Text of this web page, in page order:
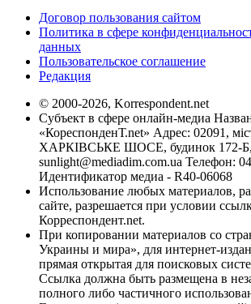
Договор пользования сайтом
Политика в сфере
данных
Пользовательское соглашение
Редакция
© 2000-2026, Korrespondent.net
Субъект в сфере онлайн-медиа
«КореспонденТ.net» Адрес: 02091,
ХАРКІВСЬКЕ ШОСЕ, будинок 172-Б,
sunlight@mediadim.com.ua Телефон:
Идентификатор медиа - R40-06068
Использование любых материалов,
сайте, разрешается при условии
Корреспондент.net.
При копировании материалов со
Украины и мира», для интернет-
прямая открытая для поисковых
Ссылка должна быть размещена в
полного либо частичного